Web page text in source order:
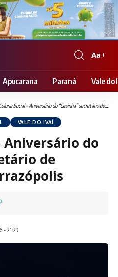
Font
Resizer
Aa
Apucarana Paraná Vale do
Coluna Social – Aniversário do “Cesinha” secretário de esportes de Borrazópolis
VALE DO IVAÍ
Aniversário do
de
- 21:29